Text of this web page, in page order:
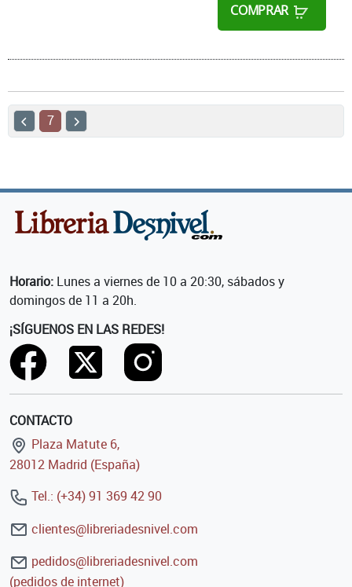
COMPRAR
7
Horario: Lunes a viernes de 10 a 20:30, sábados y
domingos de 11 a 20h.
¡SÍGUENOS EN LAS REDES!
CONTACTO
Plaza Matute 6,
28012 Madrid (España)
Tel.: (+34) 91 369 42 90
clientes@libreriadesnivel.com
pedidos@libreriadesnivel.com
(pedidos de internet)